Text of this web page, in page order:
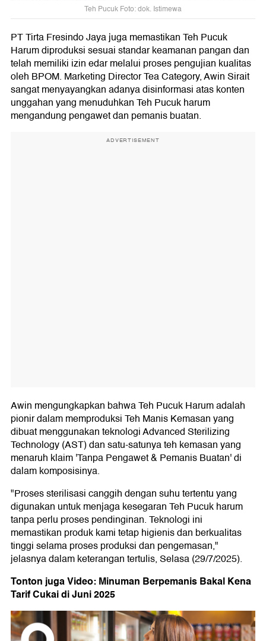
Teh Pucuk Foto: dok. Istimewa
PT Tirta Fresindo Jaya juga memastikan Teh Pucuk
Harum diproduksi sesuai standar keamanan pangan dan
telah memiliki izin edar melalui proses pengujian kualitas
oleh BPOM. Marketing Director Tea Category, Awin Sirait
sangat menyayangkan adanya disinformasi atas konten
unggahan yang menuduhkan Teh Pucuk harum
mengandung pengawet dan pemanis buatan.
ADVERTISEMENT
Awin mengungkapkan bahwa Teh Pucuk Harum adalah
pionir dalam memproduksi Teh Manis Kemasan yang
dibuat menggunakan teknologi Advanced Sterilizing
Technology (AST) dan satu-satunya teh kemasan yang
menaruh klaim 'Tanpa Pengawet & Pemanis Buatan' di
dalam komposisinya.
"Proses sterilisasi canggih dengan suhu tertentu yang
digunakan untuk menjaga kesegaran Teh Pucuk harum
tanpa perlu proses pendinginan. Teknologi ini
memastikan produk kami tetap higienis dan berkualitas
tinggi selama proses produksi dan pengemasan,"
jelasnya dalam keterangan tertulis, Selasa (29/7/2025).
Tonton juga Video: Minuman Berpemanis Bakal Kena
Tarif Cukai di Juni 2025